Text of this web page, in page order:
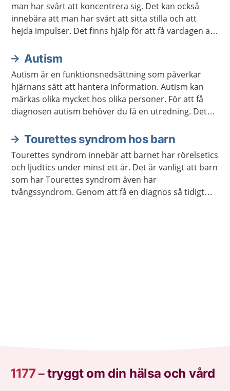
man har svårt att koncentrera sig. Det kan också
innebära att man har svårt att sitta stilla och att
hejda impulser. Det finns hjälp för att få vardagen att
Autism
Autism är en funktionsnedsättning som påverkar
hjärnans sätt att hantera information. Autism kan
märkas olika mycket hos olika personer. För att få
diagnosen autism behöver du få en utredning. Det
Tourettes syndrom hos barn
Tourettes syndrom innebär att barnet har rörelsetics
och ljudtics under minst ett år. Det är vanligt att barn
som har Tourettes syndrom även har
tvångssyndrom. Genom att få en diagnos så tidigt
1177–tryggt om din hälsa och vård